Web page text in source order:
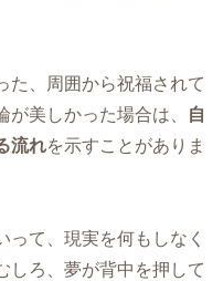
た、周囲から祝福されて
美しかった場合は、
自
流れを示すことがありま
って、現実を何もしなく
しろ、夢が背中を押して